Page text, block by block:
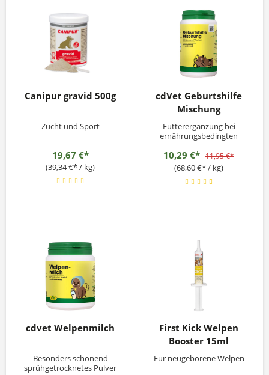
Canipur gravid 500g
Zucht und Sport
19,67 €*
(39,34 €* / kg)
cdVet Geburtshilfe
Mischung
Futterergänzung bei
ernährungsbedingten
unterstützt die
Gebärmutterkondition
Ergänzungsfuttermittel für
Hunde, Katzen und Nager
10,29 €* 11,95 €*
(68,60 €* / kg)
cdvet Welpenmilch
Besonders schonend
sprühgetrocknetes Pulver
First Kick Welpen
Booster 15ml
Für neugeborene Welpen